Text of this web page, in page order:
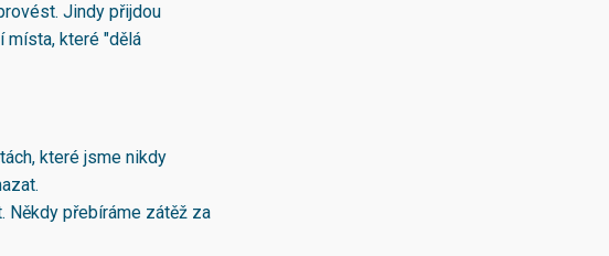
Jindy přijdou
místa, které "dělá
které jsme nikdy
Někdy přebíráme zátěž za